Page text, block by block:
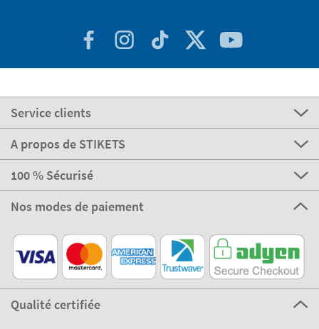
Service clients
A propos de STIKETS
100 % Sécurisé
Nos modes de paiement
Qualité certifiée